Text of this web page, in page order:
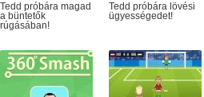
Tedd próbára magad
a büntetők
rúgásában!
Tedd próbára lövési
ügyességedet!